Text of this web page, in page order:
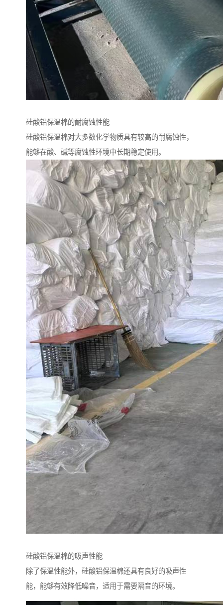
硅酸铝保温棉的耐腐蚀性能
硅酸铝保温棉对大多数化学物质具有较高的耐腐蚀性，
能够在酸、碱等腐蚀性环境中长期稳定使用。
硅酸铝保温棉的吸声性能
除了保温性能外，硅酸铝保温棉还具有良好的吸声性
能，能够有效降低噪音，适用于需要隔音的环境。